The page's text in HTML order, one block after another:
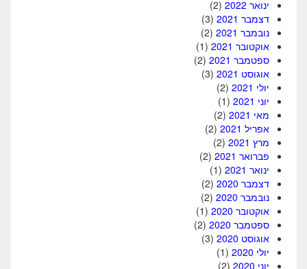
ינואר 2022
(2)
דצמבר 2021
(3)
נובמבר 2021
(2)
אוקטובר 2021
(1)
ספטמבר 2021
(2)
אוגוסט 2021
(3)
יולי 2021
(2)
יוני 2021
(1)
מאי 2021
(2)
אפריל 2021
(2)
מרץ 2021
(2)
פברואר 2021
(2)
ינואר 2021
(1)
דצמבר 2020
(2)
נובמבר 2020
(2)
אוקטובר 2020
(1)
ספטמבר 2020
(2)
אוגוסט 2020
(3)
יולי 2020
(1)
יוני 2020
(2)